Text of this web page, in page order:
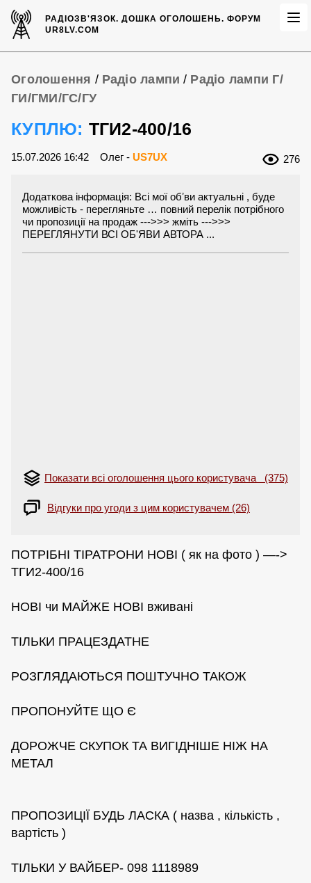
РАДІОЗВ'ЯЗОК.ДОШКА ОГОЛОШЕНЬ. ФОРУМ
UR8LV.COM
Оголошення / Радіо лампи / Радіо лампи Г/
ГИ/ГМИ/ГС/ГУ
КУПЛЮ: ТГИ2-400/16
15.07.2026 16:42 Олег - US7UX 276
Додаткова інформація: Всі мої обʼви актуальні , буде
можливість - перегляньте … повний перелік потрібного
чи пропозиції на продаж --->>> жміть --->>>
ПЕРЕГЛЯНУТИ ВСІ ОБ'ЯВИ АВТОРА ...
Показати всі оголошення цього користувача (375)
Відгуки про угоди з цим користувачем (26)
ПОТРІБНІ ТІРАТРОНИ НОВІ ( як на фото ) —->
ТГИ2-400/16
НОВІ чи МАЙЖЕ НОВІ вживані
ТІЛЬКИ ПРАЦЕЗДАТНЕ
РОЗГЛЯДАЮТЬСЯ ПОШТУЧНО ТАКОЖ
ПРОПОНУЙТЕ ЩО Є
ДОРОЖЧЕ СКУПОК ТА ВИГІДНІШЕ НІЖ НА
МЕТАЛ
ПРОПОЗИЦІЇ БУДЬ ЛАСКА ( назва , кількість ,
вартість )
ТІЛЬКИ У ВАЙБЕР- 098 1118989